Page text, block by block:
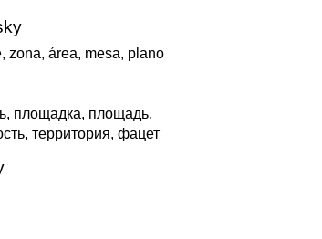
zona, área, mesa, plano
площадка, площадь,
территория, фацет